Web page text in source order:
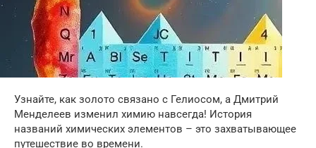
Узнайте, как золото связано с Гелиосом, а Дмитрий
Менделеев изменил химию навсегда! История
названий химических элементов – это захватывающее
путешествие во времени.